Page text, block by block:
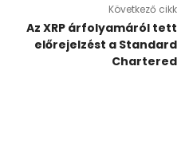
Következő cikk
Az XRP árfolyamáról tett
előrejelzést a Standard
Chartered